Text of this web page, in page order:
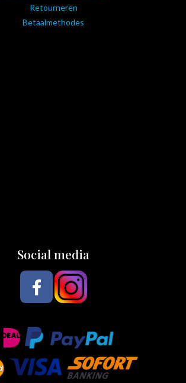
Retourneren
Betaalmethodes
Social media